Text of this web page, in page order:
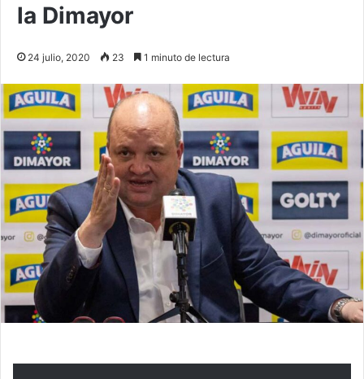
la Dimayor
24 julio, 2020 23 1 minuto de lectura